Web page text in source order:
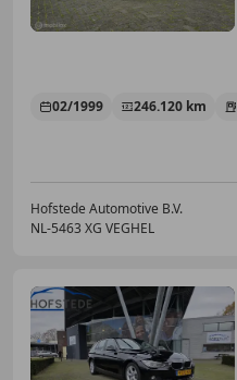
02/1999 246.120 km
Hofstede Automotive B.V.
NL-5463 XG VEGHEL